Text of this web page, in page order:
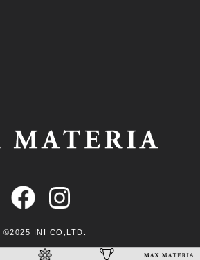
©︎2025 INI CO,LTD.